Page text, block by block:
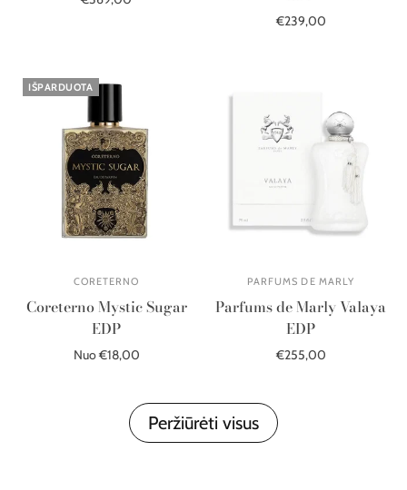
€239,00
IŠPARDUOTA
CORETERNO
Coreterno Mystic Sugar
EDP
Nuo €18,00
PARFUMS DE MARLY
Parfums de Marly Valaya
EDP
€255,00
Peržiūrėti visus